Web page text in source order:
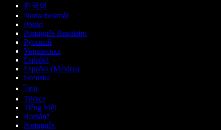
한국어
Norsk bokmål
Polski
Português Brasileiro
Русский
Українська
Español
Español (México)
Svenska
ไทย
Türkçe
Tiếng Việt
Română
Português